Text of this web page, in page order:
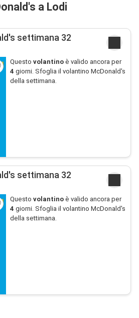
a Lodi
settimana 32
Questo volantinoè valido ancora per
4 giorni. Sfoglia il volantino McDonald's
della settimana.
settimana 32
Questo volantinoè valido ancora per
4 giorni. Sfoglia il volantino McDonald's
della settimana.